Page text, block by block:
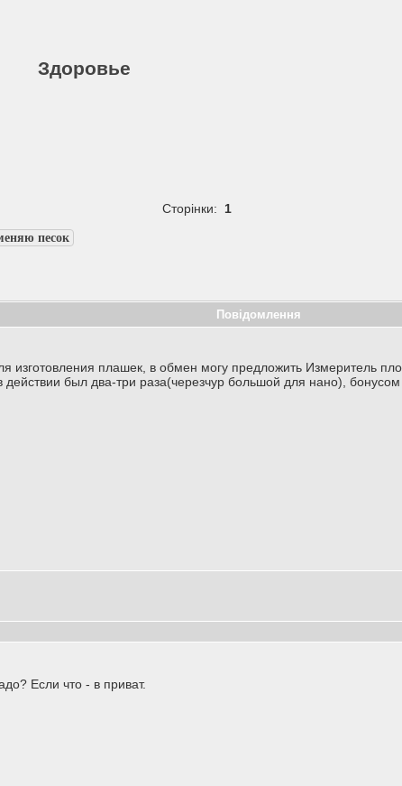
Здоровье
Сторінки: 1
песок
Повідомлення
изготовления плашек, в обмен могу предложить Измеритель
действии был два-три раза(черезчур большой для нано),
Если что - в приват.